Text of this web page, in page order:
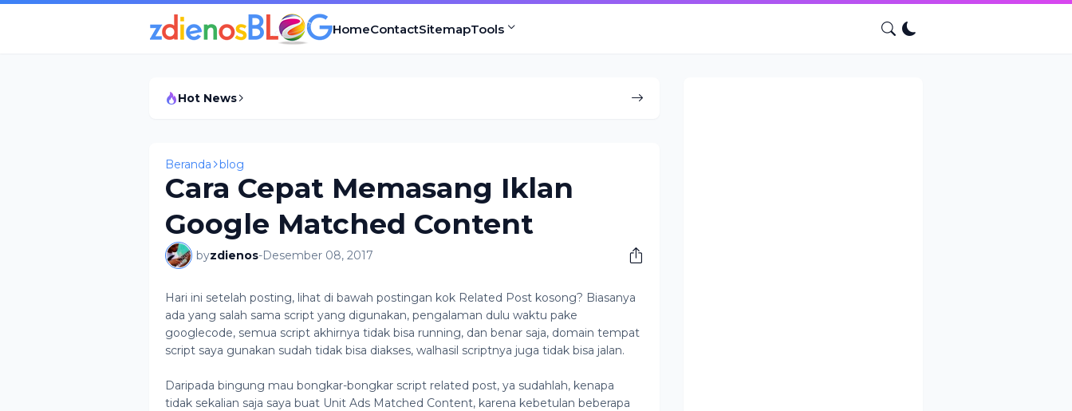
HomeContactSitemapTools
Hot News
Beranda blog
Cara Cepat Memasang Iklan
Google Matched Content
byzdienos-Desember 08, 2017
Hari ini setelah posting, lihat di bawah postingan kok Related Post kosong? Biasanya
ada yang salah sama script yang digunakan, pengalaman dulu waktu pake
googlecode, semua script akhirnya tidak bisa running, dan benar saja, domain tempat
script saya gunakan sudah tidak bisa diakses, walhasil scriptnya juga tidak bisa jalan.
Daripada bingung mau bongkar-bongkar script related post, ya sudahlah, kenapa
tidak sekalian saja saya buat Unit Ads Matched Content, karena kebetulan beberapa